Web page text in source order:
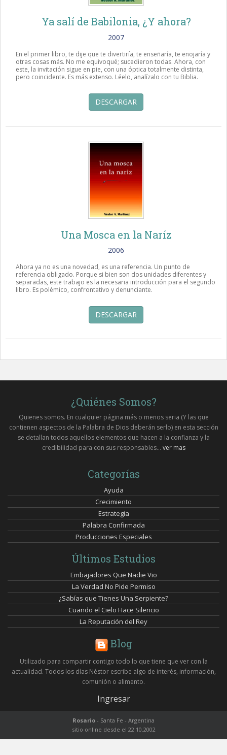
Ya salí de Babilonia, ¿Y ahora?
2007
En el primer libro, te dije que te divertiría, te enseñaría, te enojaría y
otras cosas más. No me equivoqué; sucedieron todas. Ahora, con
este, la invitación sigue en pie, con una óptica totalmente distinta,
pero coincidente. Es más extenso. Léelo, analízalo con tu Biblia.
DESCARGAR
Una Mosca en la Naríz
2006
Ahora ya no es una novedad, es una referencia. Un punto de
referencia obligado. Porque si bien son dos unidades diferentes y
separadas, este trabajo es la necesaria introducción para el segundo
libro. Es polémico, confrontativo y denunciante.
DESCARGAR
¿Quiénes Somos?
Quienes somos. En cualquier página más o menos seria (Y las que
contienen aspectos de la Palabra de Dios deberán serlo) en esta sección
se detallan todos aquellos elementos que hacen a la confianza y la
credibilidad para con sus responsables... ver mas
Categorías
Ayuda
Crecimiento
Estrategia
Palabra Confirmada
Producciones Especiales
Últimos Estudios
Embajadores Que Nadie Vio
La Verdad No Pide Permiso
¿Sabías que Tienes Una Serpiente?
Cuando el Cielo Hace Silencio
La Reputación del Rey
Blog
Utilizado para compartir contigo todo lo que tiene que ver con la
actualidad. Todos los días Néstor escribe algo de interés, información,
comunión o alimento.
Ingresar
Rosario - Santa Fe - Argentina
sitio online desde el 22.10.2002